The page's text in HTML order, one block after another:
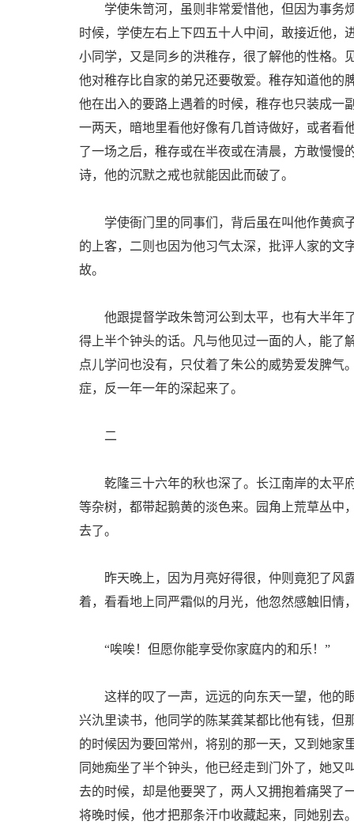
学使朱笥河，虽则非常爱惜他，但因为事务
时候，学使左右上下四五十人中间，敢接近他，
小同学，又是同乡的洪稚存，很了解他的性格。
他对稚存比自家的弟兄还要敬爱。稚存知道他的
他在出入的要路上遇着的时候，稚存也只装成一
一两天，暗地里看他好像有几首诗做好，或者看
了一场之后，稚存或在半夜或在清晨，方敢慢慢
诗，他的沉默之戒也就能因此而破了。
学使衙门里的同事们，背后虽在叫他作黄疯
的上客，二则也因为他习气太深，批评人家的文
故。
他跟提督学政朱笥河公到太平，也有大半年
得上半个钟头的话。凡与他见过一面的人，能了
点儿学问也没有，只仗着了朱公的威势爱发脾气
症，反一年一年的深起来了。
二
乾隆三十六年的秋也深了。长江南岸的太平
等杂树，都带起鹅黄的淡色来。园角上荒草丛中
去了。
昨天晚上，因为月亮好得很，仲则竟犯了风
着，看看地上同严霜似的月光，他忽然感触旧情
“唉唉！但愿你能享受你家庭内的和乐！”
这样的叹了一声，远远的向东天一望，他的
兴氿里读书，他同学的陈某龚某都比他有钱，但
的时候因为要回常州，将别的那一天，又到她家
同她痴坐了半个钟头，他已经走到门外了，她
去的时候，却是他要哭了，两人又拥抱着痛哭了
将晚时候，他才把那条汗巾收藏起来，同她别去